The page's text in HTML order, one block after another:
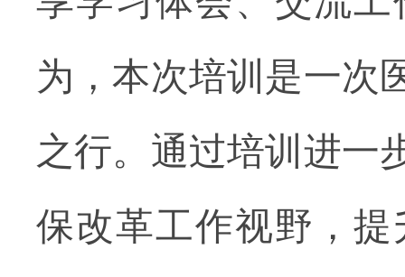
为，本次培训是一次
之行。通过培训进一
保改革工作视野，